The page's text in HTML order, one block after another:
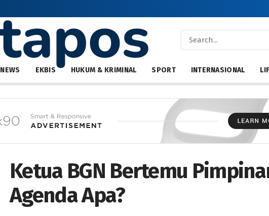
NEWS EKBIS HUKUM & KRIMINAL SPORT INTERNASIONAL
Ketua BGN Bertemu
Agenda Apa?